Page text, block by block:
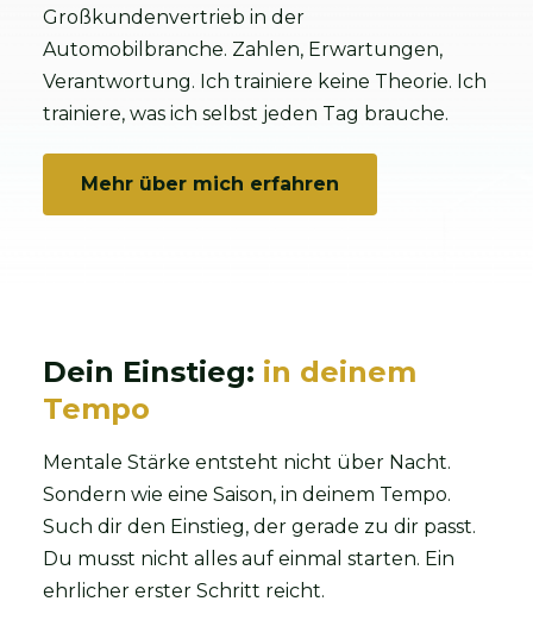
Großkundenvertrieb in der
Automobilbranche. Zahlen, Erwartungen,
Verantwortung. Ich trainiere keine Theorie. Ich
trainiere, was ich selbst jeden Tag brauche.
Mehr über mich erfahren
Dein Einstieg: in deinem
Tempo
Mentale Stärke entsteht nicht über Nacht.
Sondern wie eine Saison, in deinem Tempo.
Such dir den Einstieg, der gerade zu dir passt.
Du musst nicht alles auf einmal starten. Ein
ehrlicher erster Schritt reicht.